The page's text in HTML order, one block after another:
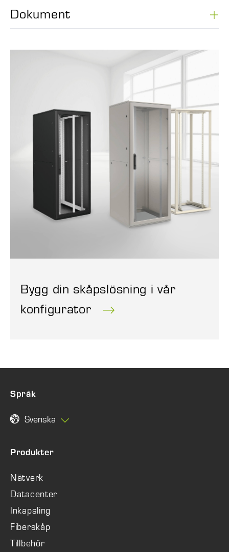
Dokument
Bygg din skåpslösning i vår
konfigurator
Språk
Svenska
Produkter
Nätverk
Datacenter
Inkapsling
Fiberskåp
Tillbehör